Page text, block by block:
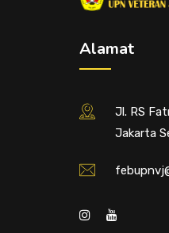
Alamat
Jl. RS
Jakarta